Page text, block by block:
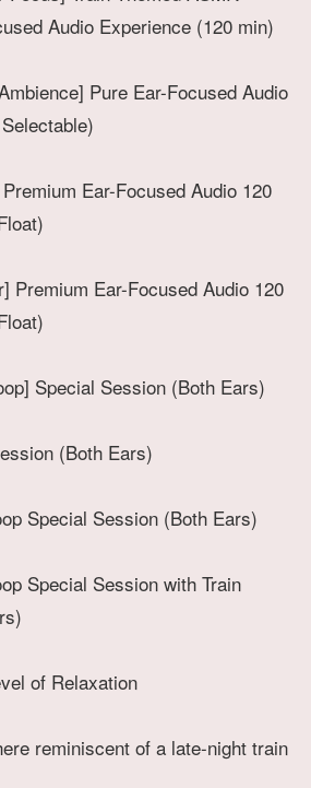
Audio Experience (120 min)
Pure Ear-Focused Audio
Ear-Focused Audio 120
Premium Ear-Focused Audio 120
Special Session (Both Ears)
(Both Ears)
Special Session (Both Ears)
Special Session with Train
of Relaxation
reminiscent of a late-night train